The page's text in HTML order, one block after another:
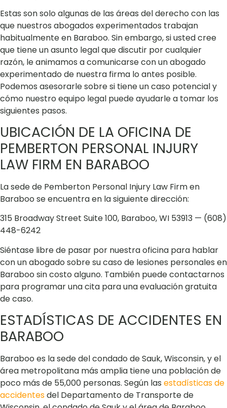
Estas son solo algunas de las áreas del derecho con las
que nuestros abogados experimentados trabajan
habitualmente en Baraboo. Sin embargo, si usted cree
que tiene un asunto legal que discutir por cualquier
razón, le animamos a comunicarse con un abogado
experimentado de nuestra firma lo antes posible.
Podemos asesorarle sobre si tiene un caso potencial y
cómo nuestro equipo legal puede ayudarle a tomar los
siguientes pasos.
UBICACIÓN DE LA OFICINA DE
PEMBERTON PERSONAL INJURY
LAW FIRM EN BARABOO
La sede de Pemberton Personal Injury Law Firm en
Baraboo se encuentra en la siguiente dirección:
315 Broadway Street Suite 100, Baraboo, WI 53913 — (608)
448-6242
Siéntase libre de pasar por nuestra oficina para hablar
con un abogado sobre su caso de lesiones personales en
Baraboo sin costo alguno. También puede contactarnos
para programar una cita para una evaluación gratuita
de caso.
ESTADÍSTICAS DE ACCIDENTES EN
BARABOO
Baraboo es la sede del condado de Sauk, Wisconsin, y el
área metropolitana más amplia tiene una población de
poco más de 55,000 personas. Según las estadísticas de
accidentesdel Departamento de Transporte de